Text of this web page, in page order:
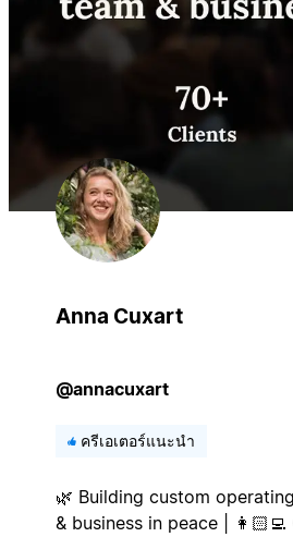
Anna Cuxart
@annacuxart
ครีเอเตอร์แนะนำ
🌿 Building custom
& business in peace |